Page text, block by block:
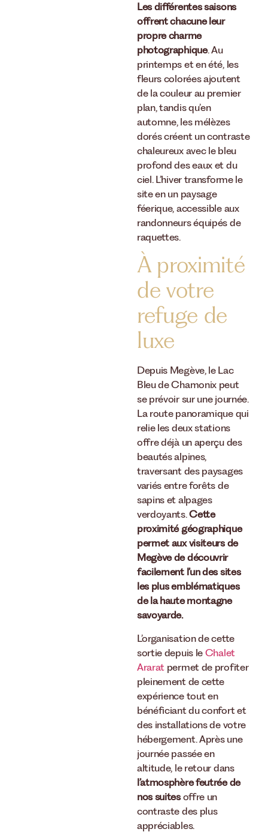
Les différentes saisons
offrent chacune leur
propre charme
photographique. Au
printemps et en été, les
fleurs colorées ajoutent
de la couleur au premier
plan, tandis qu’en
automne, les mélèzes
dorés créent un contraste
chaleureux avec le bleu
profond des eaux et du
ciel. L’hiver transforme le
site en un paysage
féerique, accessible aux
randonneurs équipés de
raquettes.
À proximité
de votre
refuge de
luxe
Depuis Megève, le Lac
Bleu de Chamonix peut
se prévoir sur une journée.
La route panoramique qui
relie les deux stations
offre déjà un aperçu des
beautés alpines,
traversant des paysages
variés entre forêts de
sapins et alpages
verdoyants.Cette
proximité géographique
permet aux visiteurs de
Megève de découvrir
facilement l’un des sites
les plus emblématiques
de la haute montagne
savoyarde.
L’organisation de cette
sortie depuis leChalet
Ararat permet de profiter
pleinement de cette
expérience tout en
bénéficiant du confort et
des installations de votre
hébergement. Après une
journée passée en
altitude, le retour dans
l’atmosphère feutrée de
nos suitesoffre un
contraste des plus
appréciables.